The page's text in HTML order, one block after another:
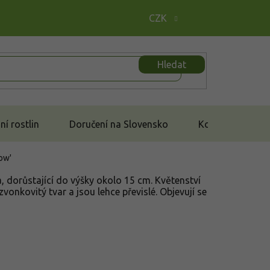
CZK
Hledat
rostlin Doručení na Slovensko Kontakt
dorůstající do výšky okolo 15 cm. Květenství
tvar a jsou lehce převislé. Objevují se